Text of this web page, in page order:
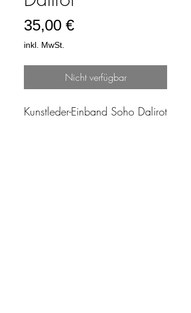
35,00 €Preis
inkl. MwSt.
Nicht verfügbar
Kunstleder-Einband Soho Dalirot